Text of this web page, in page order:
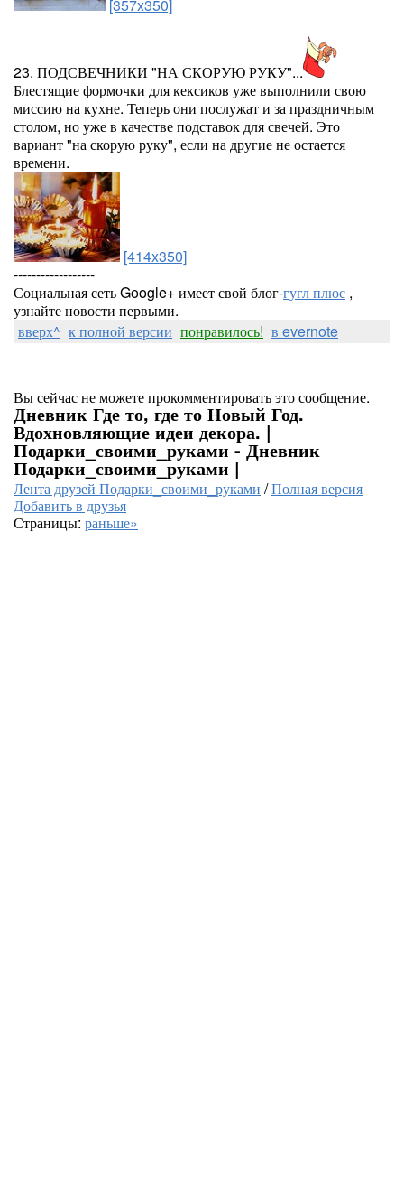
[357x350]
23. ПОДСВЕЧНИКИ "НА СКОРУЮ РУКУ"...
Блестящие формочки для кексиков уже выполнили свою
миссию на кухне. Теперь они послужат и за праздничным
столом, но уже в качестве подставок для свечей. Это
вариант "на скорую руку", если на другие не остается
времени.
[414x350]
------------------
Социальная сеть Google+ имеет свой блог-гугл плюс ,
узнайте новости первыми.
вверх^ к полной версии понравилось! в evernote
Вы сейчас не можете прокомментировать это сообщение.
Дневник Где то, где то Новый Год.
Вдохновляющие идеи декора. |
Подарки_своими_руками - Дневник
Подарки_своими_руками |
Лента друзей Подарки_своими_руками /Полная версия
Добавить в друзья
Страницы: раньше»